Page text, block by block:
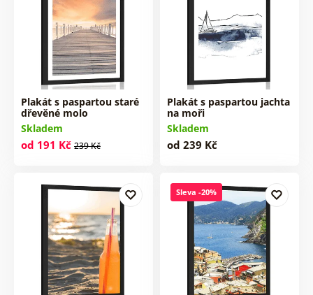
Plakát s paspartou staré
dřevěné molo
Skladem
od 191 Kč 239 Kč
Plakát s paspartou jachta
na moři
Skladem
od 239 Kč
Sleva -20%